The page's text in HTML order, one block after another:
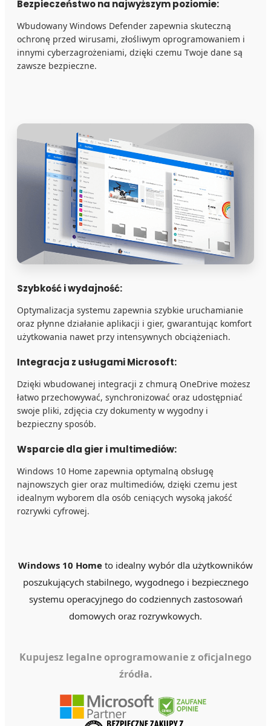
Bezpieczeństwo na najwyższym poziomie:
Wbudowany Windows Defender zapewnia skuteczną
ochronę przed wirusami, złośliwym oprogramowaniem i
innymi cyberzagrożeniami, dzięki czemu Twoje dane są
zawsze bezpieczne.
Szybkość i wydajność:
Optymalizacja systemu zapewnia szybkie uruchamianie
oraz płynne działanie aplikacji i gier, gwarantując komfort
użytkowania nawet przy intensywnych obciążeniach.
Integracja z usługami Microsoft:
Dzięki wbudowanej integracji z chmurą OneDrive możesz
łatwo przechowywać, synchronizować oraz udostępniać
swoje pliki, zdjęcia czy dokumenty w wygodny i
bezpieczny sposób.
Wsparcie dla gier i multimediów:
Windows 10 Home zapewnia optymalną obsługę
najnowszych gier oraz multimediów, dzięki czemu jest
idealnym wyborem dla osób ceniących wysoką jakość
rozrywki cyfrowej.
Windows 10 Home to idealny wybór dla użytkowników
poszukujących stabilnego, wygodnego i bezpiecznego
systemu operacyjnego do codziennych zastosowań
domowych oraz rozrywkowych.
Kupujesz legalne oprogramowanie z oficjalnego
źródła.